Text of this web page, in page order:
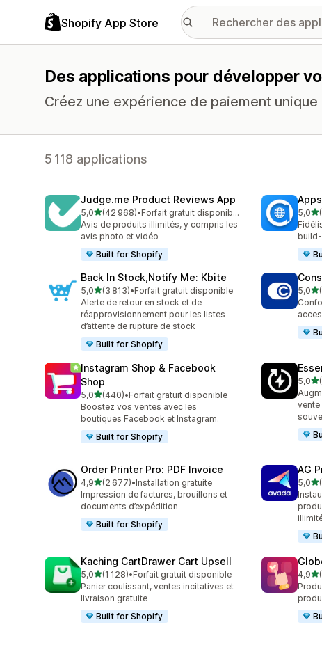
Shopify App Store
Des applications pour développer
Créez une expérience de paiement
5 118 applications
Judge.me Product Reviews App
5,0étoile(s) sur 5
(42 968)
42968 avis au total
•
Forfait gratuit disponible
Avis de produits illimités, y compris les
avis photo et vidéo
Built for Shopify
5,0
8095
Back In Stock,Notify Me: Kbite
5,0étoile(s) sur 5
(3 813)
3813 avis au total
•Forfait gratuit disponible
Alerte de retour en stock et de
réapprovisionnement pour les listes
d’attente de rupture de stock
Built for Shopify
5,0
1870
Instagram Shop & Facebook
Shop
5,0étoile(s) sur 5
(440)
440 avis au total
•Forfait gratuit disponible
Boostez vos ventes avec les
boutiques Facebook et Instagram.
Built for Shopify
5,0
2199
vente
Order Printer Pro: PDF Invoice
4,9étoile(s) sur 5
(2 677)
2677 avis au total
•Installation gratuite
Impression de factures, brouillons et
documents d’expédition
Built for Shopify
AG
5,0
2987
Kaching CartDrawer Cart Upsell
5,0étoile(s) sur 5
(1 128)
1128 avis au total
•Forfait gratuit disponible
Panier coulissant, ventes incitatives et
livraison gratuite
Built for Shopify
4,9
4720